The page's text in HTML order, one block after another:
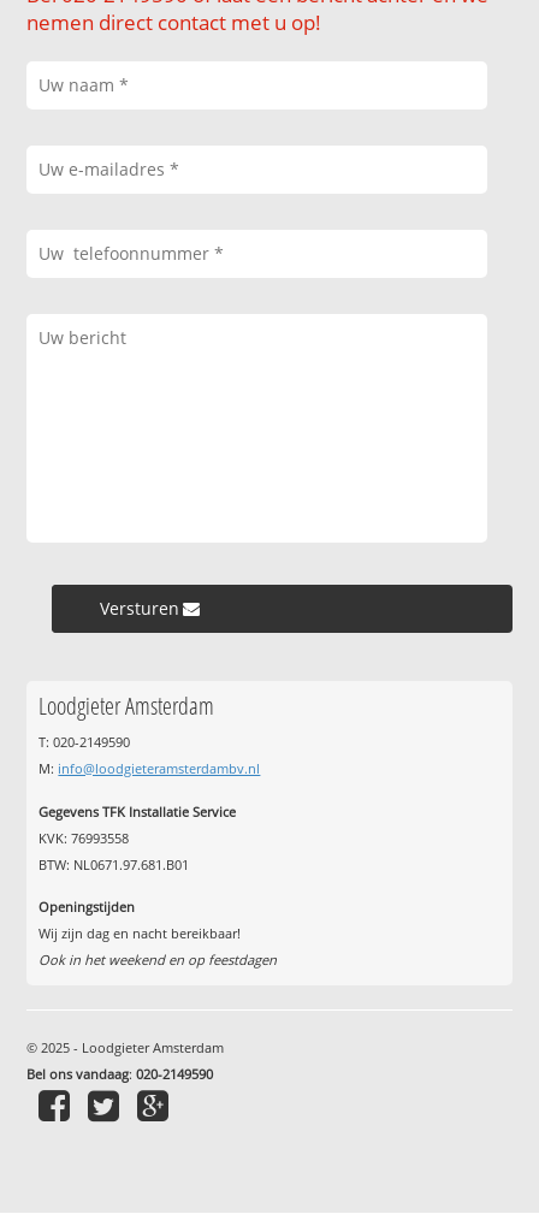
nemen direct contact met u op!
Versturen »
Loodgieter Amsterdam
T: 020-2149590
M: info@loodgieteramsterdambv.nl
Gegevens TFK Installatie Service
KVK: 76993558
BTW: NL0671.97.681.B01
Openingstijden
Wij zijn dag en nacht bereikbaar!
Ook in het weekend en op feestdagen
© 2025 - Loodgieter Amsterdam
Bel ons vandaag:020-2149590